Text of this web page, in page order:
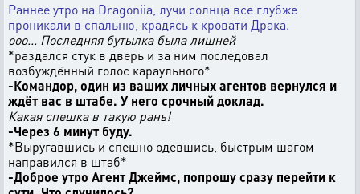
Раннее утро на Dragoniia, лучи солнца все глубже
проникали в спальню, крадясь к кровати Драка.
ооо... Последняя бутылка была лишней
*раздался стук в дверь и за ним последовал
возбуждённый голос караульного*
-Командор, один из ваших личных агентов вернулся и
ждёт вас в штабе. У него срочный доклад.
Какая спешка в такую рань!
-Через 6 минут буду.
*Выругавшись и спешно одевшись, быстрым шагом
направился в штаб*
-Доброе утро Агент Джеймс, попрошу сразу перейти к